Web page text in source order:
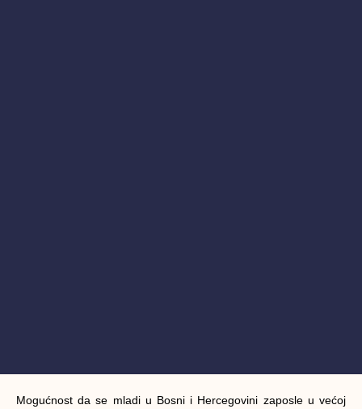
Mogućnost da se mladi u Bosni i Hercegovini zaposle u većoj